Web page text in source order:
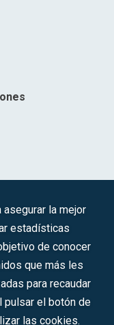
de la Innovación y las
la mejor
estadísticas
de conocer
que más les
para recaudar
pulsar el botón de
las cookies.